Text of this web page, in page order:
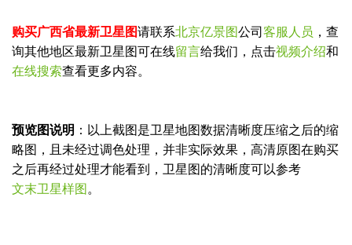
购买广西省最新卫星图请联系北京亿景图公司 客服人员 ，查
询其他地区最新卫星图可在线留言给我们，点击视频介绍和
在线搜索查看更多内容。
预览图说明 ：以上截图是卫星地图数据清晰度压缩之后的缩
略图，且未经过调色处理，并非实际效果，高清原图在购买
之后再经过处理才能看到，卫星图的清晰度可以参考
文末卫星样图 。